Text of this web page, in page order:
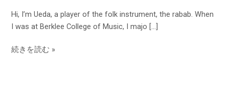
Hi, I’m Ueda, a player of the folk instrument, the rabab. When
I was at Berklee College of Music, I majo […]
続きを読む »